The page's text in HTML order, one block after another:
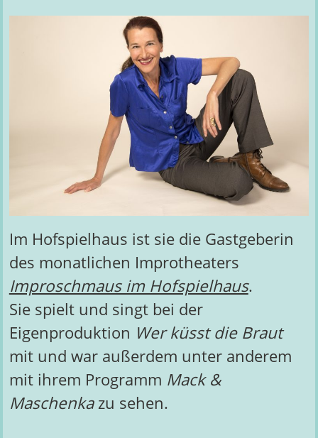
Im Hofspielhaus ist sie die Gastgeberin
des monatlichen Improtheaters
Improschmaus im Hofspielhaus.
Sie spielt und singt bei der
Eigenproduktion Wer küsst die Braut
mit und war außerdem unter anderem
mit ihrem Programm Mack &
Maschenkazu sehen.